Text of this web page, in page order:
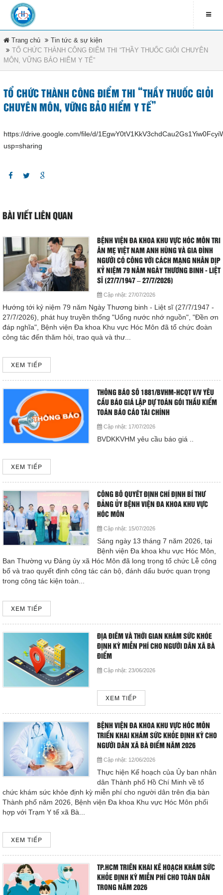
Trang chủ
Tin tức & sự kiện
TỔ CHỨC THÀNH CÔNG ĐIỂM THI “THẦY THUỐC GIỎI CHUYÊN
MÔN, VỮNG BẢO HIỂM Y TẾ”
TỔ CHỨC THÀNH CÔNG ĐIỂM THI “THẦY THUỐC GIỎI
CHUYÊN MÔN, VỮNG BẢO HIỂM Y TẾ”
https://drive.google.com/file/d/
usp=sharing
BÀI VIẾT LIÊN QUAN
BỆNH VIỆN ĐA KHOA KHU VỰC HÓC MÔN TRI
ÂN MẸ VIỆT NAM ANH HÙNG VÀ GIA ĐÌNH
NGƯỜI CÓ CÔNG VỚI CÁCH MẠNG NHÂN DỊP
KỶ NIỆM 79 NĂM NGÀY THƯƠNG BINH - LIỆT
SĨ (27/7/1947 – 27/7/2026)
Cập nhật: 27/07/2026
Hướng tới kỷ niệm 79 năm Ngày Thương binh - Liệt sĩ (27/7/1947 -
27/7/2026), phát huy truyền thống "Uống nước nhớ nguồn", "Đền ơn
đáp nghĩa", Bệnh viện Đa khoa Khu vực Hóc Môn đã tổ chức đoàn
công tác đến thăm hỏi, trao quà và thư...
XEM TIẾP
THÔNG BÁO SỐ 1881/BVHM-HCQT V/V YÊU
CẦU BÁO GIÁ LẬP DỰ TOÁN GÓI THẦU KIỂM
TOÁN BÁO CÁO TÀI CHÍNH
Cập nhật: 17/07/2026
BVDKKVHM yêu cầu báo giá ..
XEM TIẾP
CÔNG BỐ QUYẾT ĐỊNH CHỈ ĐỊNH BÍ THƯ
ĐẢNG ỦY BỆNH VIỆN ĐA KHOA KHU VỰC
HÓC MÔN
Cập nhật: 15/07/2026
Sáng ngày 13 tháng 7 năm 2026, tại
Bệnh viện Đa khoa khu vực Hóc Môn,
Ban Thường vụ Đảng ủy xã Hóc Môn đã long trọng tổ chức Lễ công
bố và trao quyết định công tác cán bộ, đánh dấu bước quan trọng
trong công tác kiện toàn...
XEM TIẾP
ĐỊA ĐIỂM VÀ THỜI GIAN KHÁM SỨC KHỎE
ĐỊNH KỲ MIỄN PHÍ CHO NGƯỜI DÂN XÃ BÀ
ĐIỂM
Cập nhật: 23/06/2026
XEM TIẾP
BỆNH VIỆN ĐA KHOA KHU VỰC HÓC MÔN
TRIỂN KHAI KHÁM SỨC KHỎE ĐỊNH KỲ CHO
NGƯỜI DÂN XÃ BÀ ĐIỂM NĂM 2026
Cập nhật: 12/06/2026
Thực hiện Kế hoạch của Ủy ban nhân
dân Thành phố Hồ Chí Minh về tổ
chức khám sức khỏe định kỳ miễn phí cho người dân trên địa bàn
Thành phố năm 2026, Bệnh viện Đa khoa Khu vực Hóc Môn phối
hợp với Trạm Y tế xã Bà...
XEM TIẾP
TP.HCM TRIỂN KHAI KẾ HOẠCH KHÁM SỨC
KHỎE ĐỊNH KỲ MIỄN PHÍ CHO TOÀN DÂN
TRONG NĂM 2026
Trang chủ
Tin tức & sự kiện
Quy chế bệnh viện
Thông báo từ bệnh viện
Thông tin dược phẩm
Công tác xã hội
Hoạt động đoàn thể
Sơ đồ bệnh viện
Chuyên khoa
Thư viện
Lịch làm việc
Thư giãn
Báo cáo CTQLCSNB
LIÊN HỆ
Cấp cứu (24/24)
Email
bvdkhocmon@gmail.com
support@bvdkhocmon.com
COPYRIGHT 2015. ALL RIGHTS RESERVED
79 Bà Triệu - Xã Hóc Môn -
contact_phone
(08) 3891 4208
ĐĂNG KÍ NHẬN EMAIL
COPYRIGHT 2015. ALL RIGHTS RESERVED